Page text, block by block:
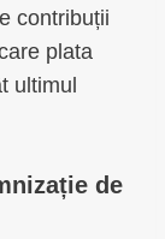
contribuții
plata
ultimul
de